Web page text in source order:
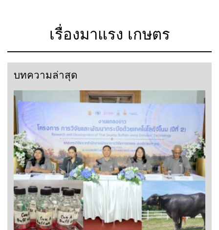
เรื่องมาแรง เกษตร
บทความล่าสุด